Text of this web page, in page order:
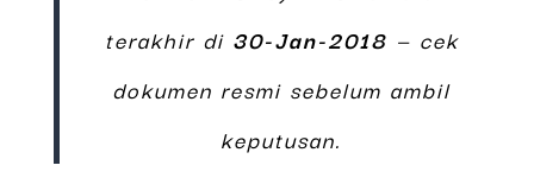
terakhir di 30-Jan-2018 — cek
dokumen resmi sebelum ambil
keputusan.